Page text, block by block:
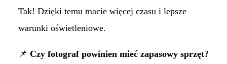
Tak! Dzięki temu macie więcej czasu i lepsze
warunki oświetleniowe.
📌 Czy fotograf powinien mieć zapasowy sprzęt?